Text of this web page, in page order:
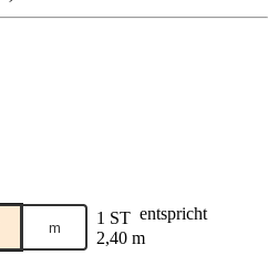
m 1 ST entspricht
2,40 m